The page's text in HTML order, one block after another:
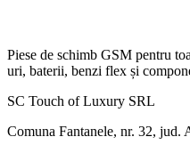
Piese de schimb GSM pentru
uri, baterii, benzi flex și
SC Touch of Luxury SRL
Comuna Fantanele, nr. 32, jud.